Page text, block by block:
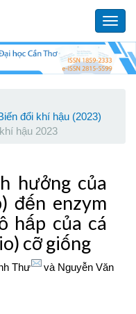
đổi khí hậu (2023)
hậu 2023
hưởng của
đến enzym
hấp của cá
cỡ giống
Thư và Nguyễn Văn